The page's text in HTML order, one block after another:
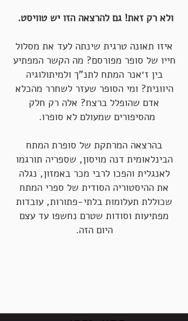
ולא רק זאת! גם להרצאה הזו יש טוויסט.
איזו תאונה טרגית שינתה לעד את מסלול
חייו של סופר מפורסם? מה הקשר המפתיע
בין ז׳אנר המתח לתנ"ך ולמיתולוגיה
היוונית? ומי הסופר שעזר לשחרר מהכלא
אדם שהופלל ברצח? אלה רק חלק
מהסיפורים שמעולם לא סופרו.
בהרצאה המרתקת של סופרת המתח
הבינלאומית דנה מויסון, שספריה תורגמו
לאנגלית והפכו לרבי מכר באמזון, נגלה
את ההיסטוריה הסודית של ספרי המתח
שכוללת תעלומות בלתי-פתורות, עובדות
מפתיעות וסודות שטרם נחשפו עד עצם
היום הזה.